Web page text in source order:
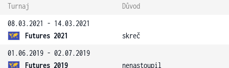
Turnaj
Důvod
08.03.2021 - 14.03.2021
Futures 2021
skreč
01.06.2019 - 02.07.2019
Futures 2019
nenastoupil